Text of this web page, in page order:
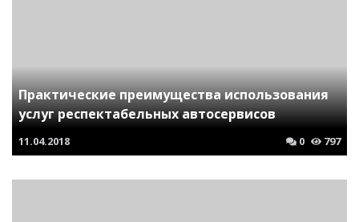
Практические преимущества использования
услуг респектабельных автосервисов
11.04.2018 0 797